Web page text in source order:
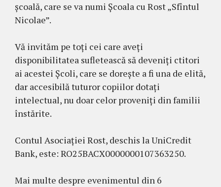
școală, care se va numi Școala cu Rost „Sfîntul
Nicolae”.
Vă invităm pe toți cei care aveți
disponibilitatea sufletească să deveniți ctitori
ai acestei Școli, care se dorește a fi una de elită,
dar accesibilă tuturor copiilor dotați
intelectual, nu doar celor proveniți din familii
înstărite.
Contul Asociaţiei Rost, deschis la UniCredit
Bank, este: RO25BACX0000000107363250.
Mai multe despre evenimentul din 6